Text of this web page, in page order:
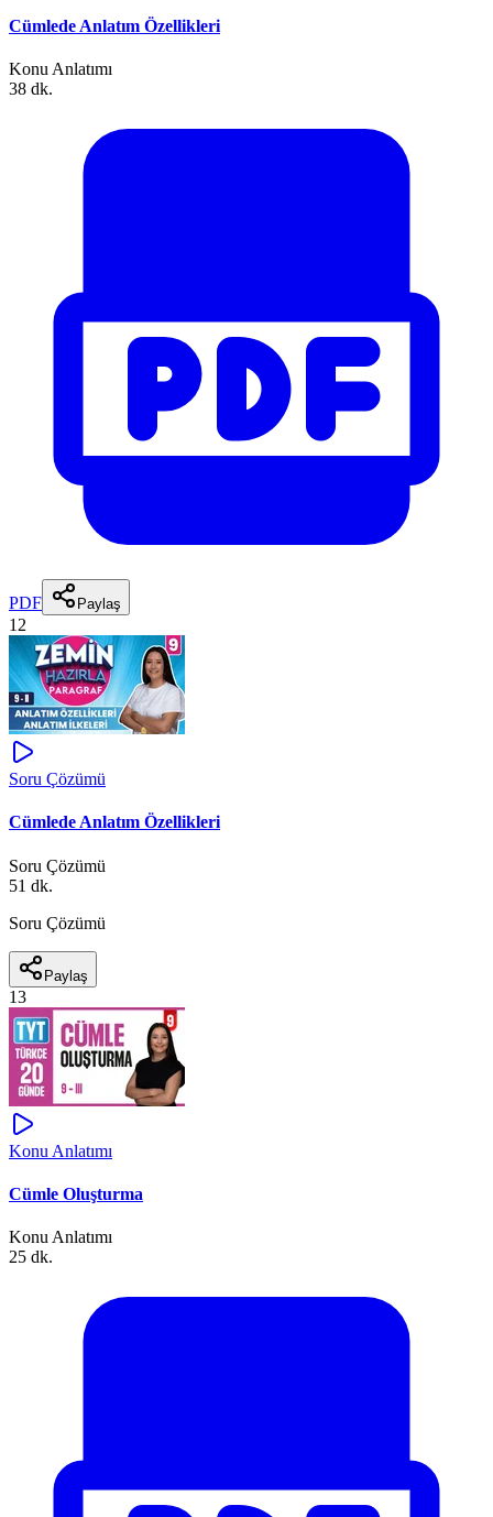
Cümlede Anlatım Özellikleri
Konu Anlatımı
38 dk.
PDF Paylaş
12
Soru Çözümü
Cümlede Anlatım Özellikleri
Soru Çözümü
51 dk.
Soru Çözümü
Paylaş
13
Konu Anlatımı
Cümle Oluşturma
Konu Anlatımı
25 dk.